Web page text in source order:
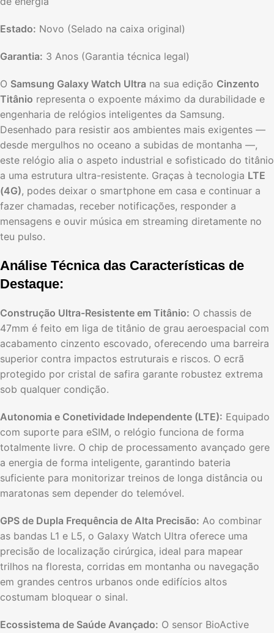
Estado: Novo (Selado na caixa original)
Garantia: 3 Anos (Garantia técnica legal)
O Samsung Galaxy Watch Ultra na sua edição Cinzento
Titânio representa o expoente máximo da durabilidade e
engenharia de relógios inteligentes da Samsung.
Desenhado para resistir aos ambientes mais exigentes —
desde mergulhos no oceano a subidas de montanha —,
este relógio alia o aspeto industrial e sofisticado do titânio
a uma estrutura ultra-resistente. Graças à tecnologia LTE
(4G), podes deixar o smartphone em casa e continuar a
fazer chamadas, receber notificações, responder a
mensagens e ouvir música em streaming diretamente no
teu pulso.
Análise Técnica das Características de
Destaque:
Construção Ultra-Resistente em Titânio: O chassis de
47mm é feito em liga de titânio de grau aeroespacial com
acabamento cinzento escovado, oferecendo uma barreira
superior contra impactos estruturais e riscos. O ecrã
protegido por cristal de safira garante robustez extrema
sob qualquer condição.
Autonomia e Conetividade Independente (LTE): Equipado
com suporte para eSIM, o relógio funciona de forma
totalmente livre. O chip de processamento avançado gere
a energia de forma inteligente, garantindo bateria
suficiente para monitorizar treinos de longa distância ou
maratonas sem depender do telemóvel.
GPS de Dupla Frequência de Alta Precisão: Ao combinar
as bandas L1 e L5, o Galaxy Watch Ultra oferece uma
precisão de localização cirúrgica, ideal para mapear
trilhos na floresta, corridas em montanha ou navegação
em grandes centros urbanos onde edifícios altos
costumam bloquear o sinal.
Ecossistema de Saúde Avançado: O sensor BioActive